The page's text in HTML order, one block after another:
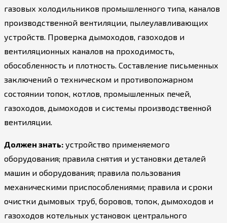
газовых холодильников промышленного типа, каналов
производственной вентиляции, пылеулавливающих
устройств. Проверка дымоходов, газоходов и
вентиляционных каналов на проходимость,
обособленность и плотность. Составление письменных
заключений о техническом и противопожарном
состоянии топок, котлов, промышленных печей,
газоходов, дымоходов и системы производственной
вентиляции.
Должен знать: устройство применяемого
оборудования; правила снятия и установки деталей
машин и оборудования; правила пользования
механическими приспособлениями; правила и сроки
очистки дымовых труб, боровов, топок, дымоходов и
газоходов котельных установок центрального